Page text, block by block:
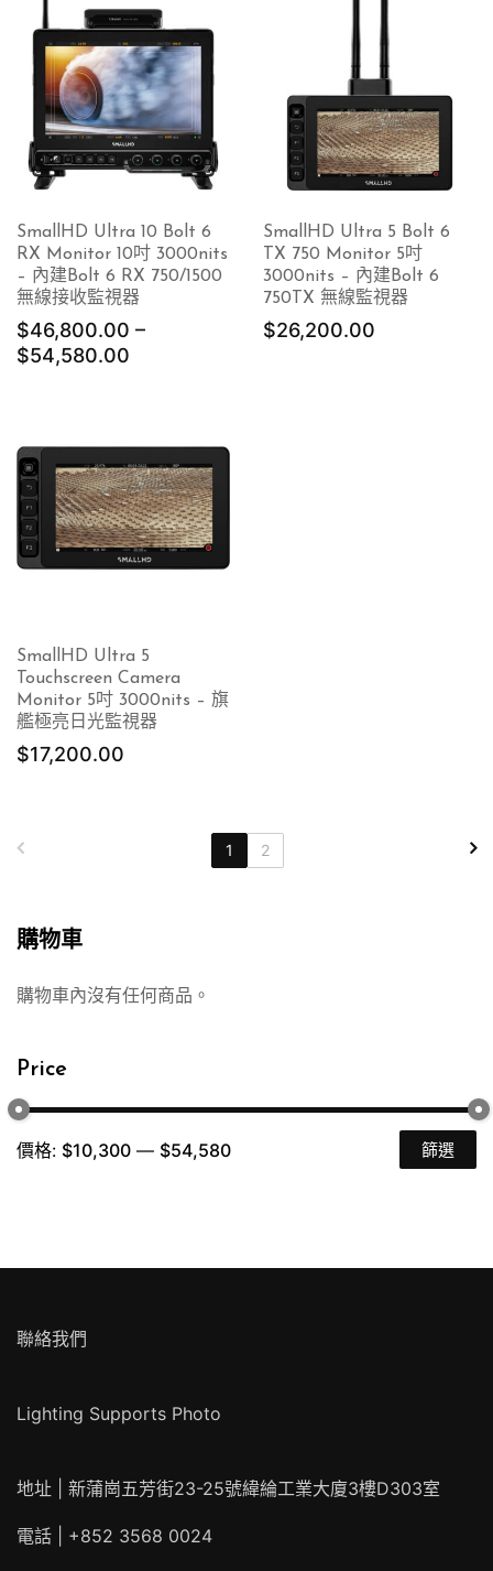
SmallHD Ultra 10 Bolt 6
RX Monitor 10吋 3000nits
– 內建Bolt 6 RX 750/1500
無線接收監視器
$46,800.00 –
$54,580.00
$46,800.00
到
$54,580.00
SmallHD Ultra 5 Bolt 6
TX 750 Monitor 5吋
3000nits – 內建Bolt 6
750TX 無線監視器
$26,200.00
SmallHD Ultra 5
Touchscreen Camera
Monitor 5吋 3000nits – 旗
艦極亮日光監視器
$17,200.00
1 2
購物車
購物車內沒有任何商品。
Price
最
最
篩選
價格: $10,300 — $54,580
聯絡我們
Lighting Supports Photo
地址 | 新蒲崗五芳街23-25號緯綸工業大廈3樓D303室
電話 | +852 3568 0024